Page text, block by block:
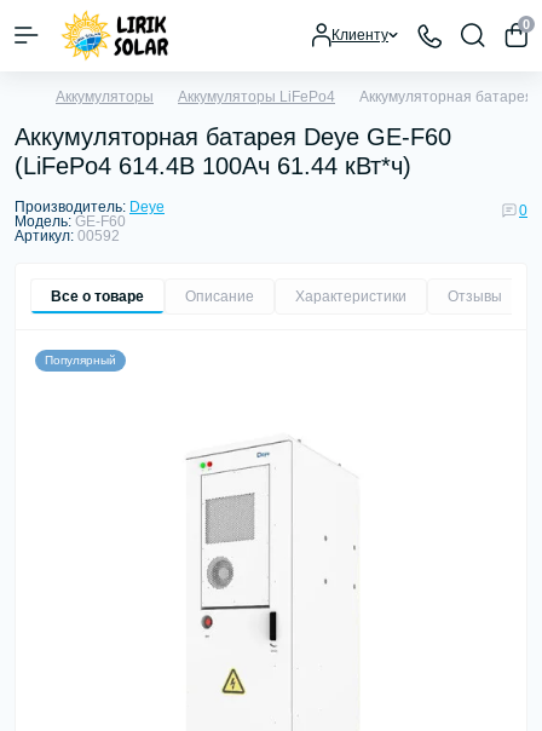
Клиенту
0
Аккумуляторы Аккумуляторы LiFePo4 Аккумуляторная батарея
Аккумуляторная батарея Deye GE-F60
(LiFePo4 614.4В 100Aч 61.44 кВт*ч)
Производитель: Deye
Модель: GE-F60
Артикул: 00592
0
Все о товаре Описание Характеристики Отзывы
Популярный